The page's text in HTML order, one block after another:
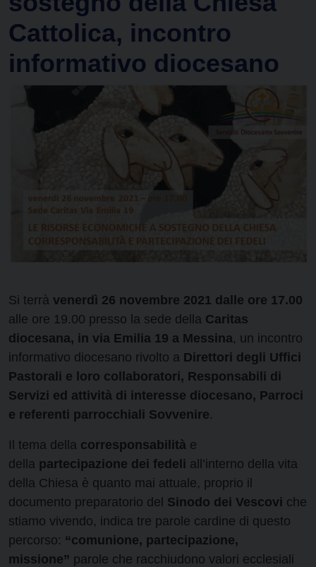
Cattolica, incontro
informativo diocesano
Si terrà venerdì 26 novembre 2021 dalle ore 17.00
alle ore 19.00 presso la sede della Caritas
diocesana, in via Emilia 19 a Messina, un incontro
informativo diocesano rivolto a Direttori degli Uffici
Pastorali e loro collaboratori, Responsabili di
Servizi ed attività di interesse diocesano, Parroci
e referenti parrocchiali Sovvenire.
Il tema della corresponsabilità e
della partecipazione dei fedeli all’interno della vita
della Chiesa è quanto mai attuale, proprio il
documento preparatorio del Sinodo dei Vescovi che
stiamo vivendo, indica tre parole cardine di questo
percorso: “comunione, partecipazione,
missione” parole che racchiudono valori ecclesiali